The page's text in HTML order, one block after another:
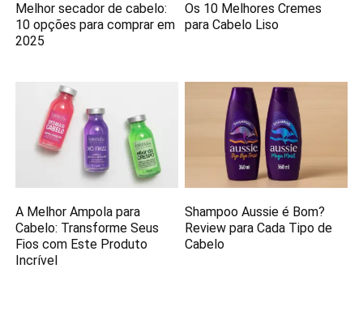
Melhor secador de cabelo:
10 opções para comprar em
2025
Os 10 Melhores Cremes
para Cabelo Liso
A Melhor Ampola para
Cabelo: Transforme Seus
Fios com Este Produto
Incrível
Shampoo Aussie é Bom?
Review para Cada Tipo de
Cabelo